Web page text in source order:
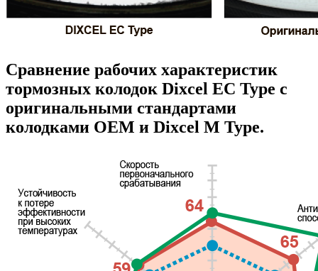
Сравнение рабочих характеристик
тормозных колодок Dixcel EC Type с
оригинальными стандартами
колодками OEM и Dixcel M Type.